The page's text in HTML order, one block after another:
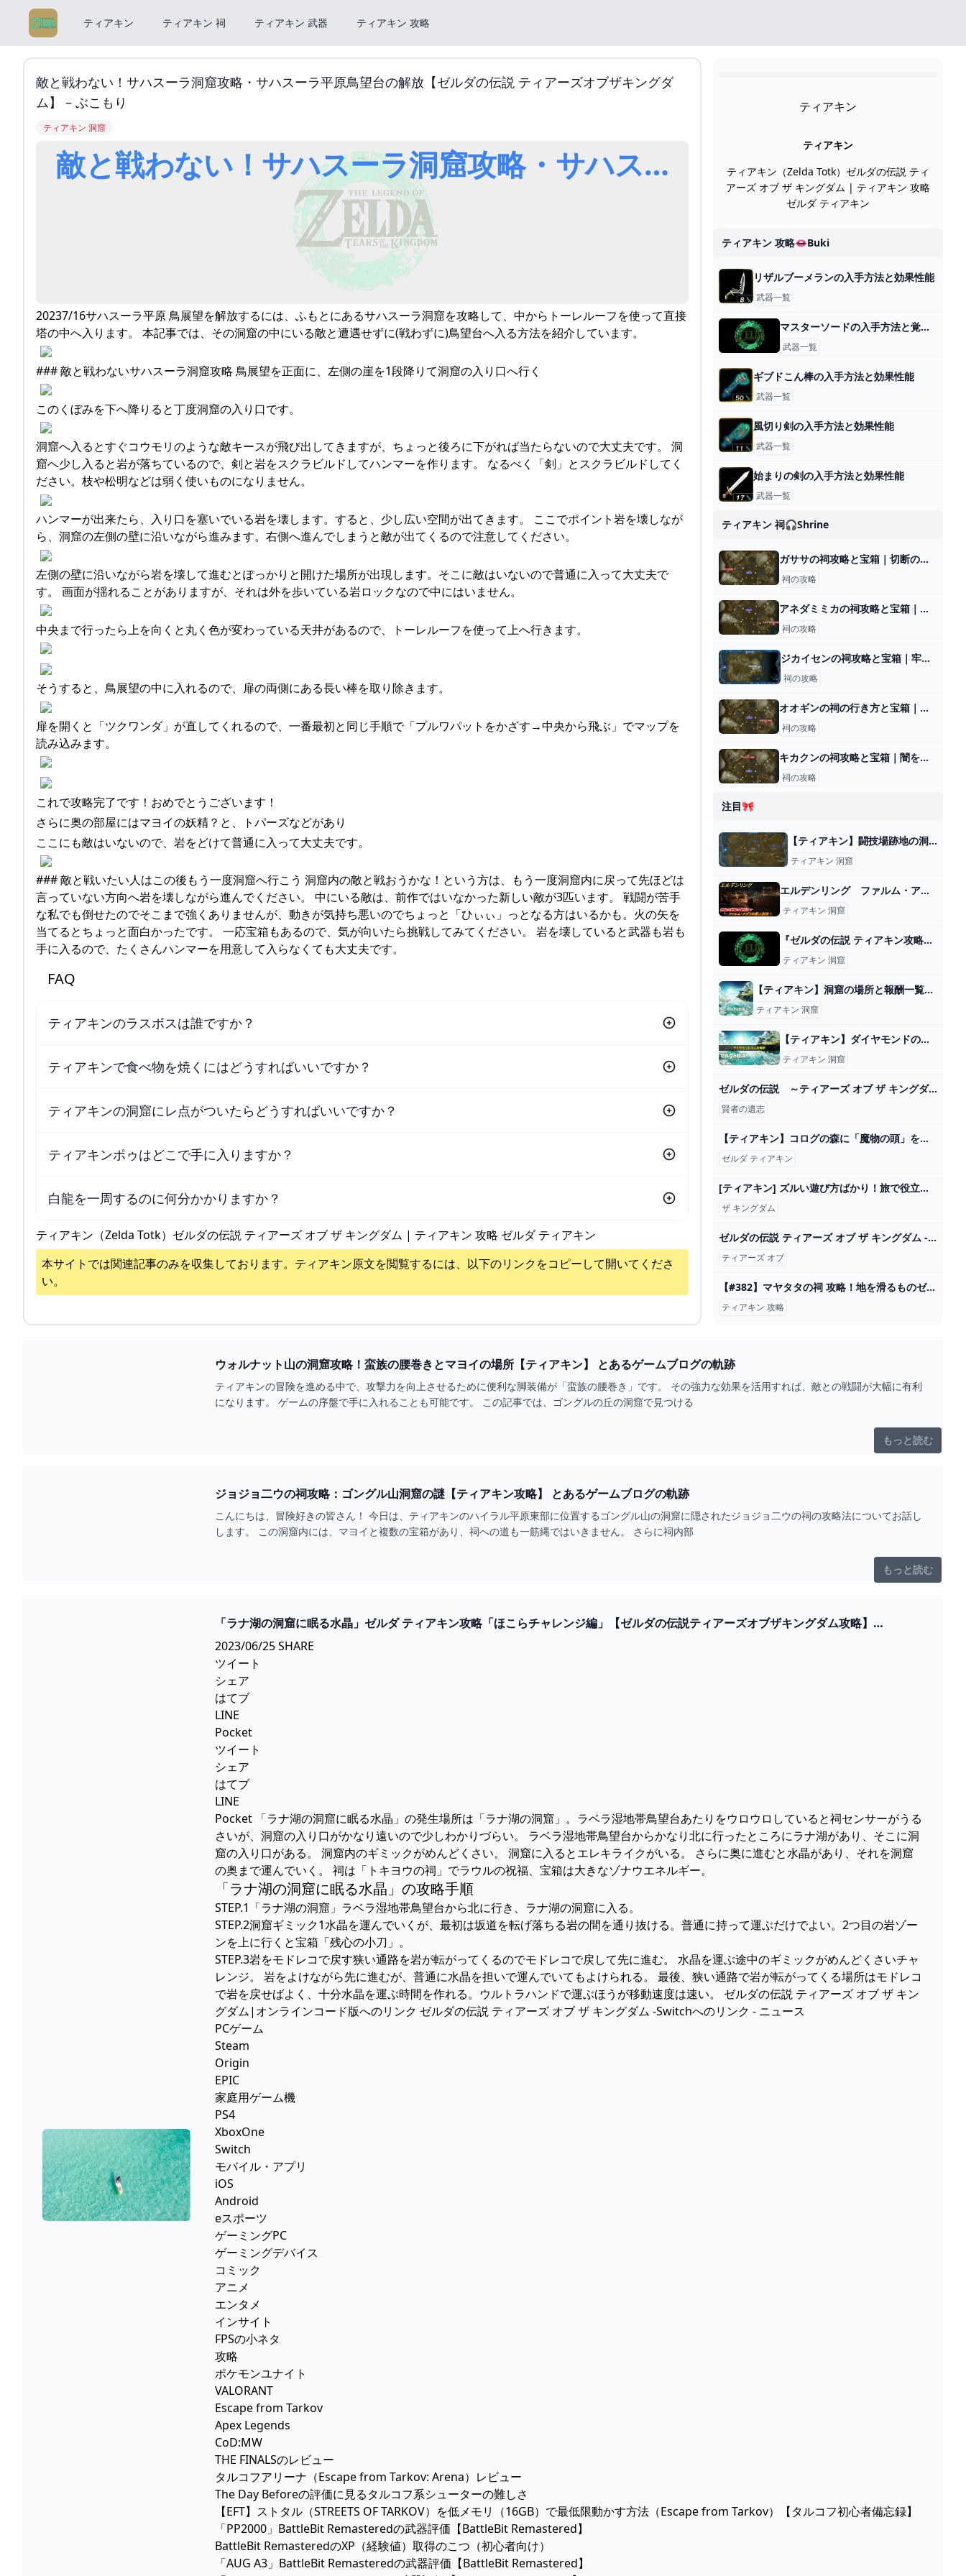
ティアキン ティアキン 祠 ティアキン 武器 ティアキン 攻略
敵と戦わない！サハスーラ洞窟攻略・サハスーラ平原鳥望台の解放【ゼルダの伝説 ティアーズオブザキングダ
ム】 – ぶこもり
ティアキン 洞窟
敵と戦わない！サハスーラ洞窟攻略・サハスーラ平原鳥望台の解放
20237/16サハスーラ平原 鳥展望を解放するには、ふもとにあるサハスーラ洞窟を攻略して、中からトーレルーフを使って直接
塔の中へ入ります。 本記事では、その洞窟の中にいる敵と遭遇せずに(戦わずに)鳥望台へ入る方法を紹介しています。
### 敵と戦わないサハスーラ洞窟攻略 鳥展望を正面に、左側の崖を1段降りて洞窟の入り口へ行く
このくぼみを下へ降りると丁度洞窟の入り口です。
洞窟へ入るとすぐコウモリのような敵キースが飛び出してきますが、ちょっと後ろに下がれば当たらないので大丈夫です。 洞
窟へ少し入ると岩が落ちているので、剣と岩をスクラビルドしてハンマーを作ります。 なるべく「剣」とスクラビルドしてく
ださい。枝や松明などは弱く使いものになりません。
ハンマーが出来たら、入り口を塞いでいる岩を壊します。すると、少し広い空間が出てきます。 ここでポイント岩を壊しなが
ら、洞窟の左側の壁に沿いながら進みます。右側へ進んでしまうと敵が出てくるので注意してください。
左側の壁に沿いながら岩を壊して進むとぽっかりと開けた場所が出現します。そこに敵はいないので普通に入って大丈夫で
す。 画面が揺れることがありますが、それは外を歩いている岩ロックなので中にはいません。
中央まで行ったら上を向くと丸く色が変わっている天井があるので、トーレルーフを使って上へ行きます。
そうすると、鳥展望の中に入れるので、扉の両側にある長い棒を取り除きます。
扉を開くと「ツクワンダ」が直してくれるので、一番最初と同じ手順で「プルワパットをかざす→中央から飛ぶ」でマップを
読み込みます。
これで攻略完了です！おめでとうございます！
さらに奥の部屋にはマヨイの妖精？と、トパーズなどがあり
ここにも敵はいないので、岩をどけて普通に入って大丈夫です。
### 敵と戦いたい人はこの後もう一度洞窟へ行こう 洞窟内の敵と戦おうかな！という方は、もう一度洞窟内に戻って先ほどは
言っていない方向へ岩を壊しながら進んでください。 中にいる敵は、前作ではいなかった新しい敵が3匹います。 戦闘が苦手
な私でも倒せたのでそこまで強くありませんが、動きが気持ち悪いのでちょっと「ひぃぃ」っとなる方はいるかも。火の矢を
当てるとちょっと面白かったです。 一応宝箱もあるので、気が向いたら挑戦してみてください。 岩を壊していると武器も岩も
手に入るので、たくさんハンマーを用意して入らなくても大丈夫です。
FAQ
ティアキンのラスボスは誰ですか？
ティアキンで食べ物を焼くにはどうすればいいですか？
ティアキンの洞窟にレ点がついたらどうすればいいですか？
ティアキンポゥはどこで手に入りますか？
白龍を一周するのに何分かかりますか？
ティアキン（Zelda Totk）ゼルダの伝説 ティアーズ オブ ザ キングダム | ティアキン 攻略 ゼルダ ティアキン
本サイトでは関連記事のみを収集しております。 ティアキン原文を閲覧するには、以下のリンクをコピーして開いてくださ
い。
ティアキン
ティアキン
ティアキン（Zelda Totk）ゼルダの伝説 ティ
アーズ オブ ザ キングダム | ティアキン 攻略
ゼルダ ティアキン
ティアキン 攻略👄buki
リザルブーメランの入手方法と効果性能
武器一覧
マスターソードの入手方法と覚醒のやり方
武器一覧
ギブドこん棒の入手方法と効果性能
武器一覧
風切り剣の入手方法と効果性能
武器一覧
始まりの剣の入手方法と効果性能
武器一覧
ティアキン 祠🎧shrine
ガササの祠攻略と宝箱｜切断のタイミング
祠の攻略
アネダミミカの祠攻略と宝箱｜往復運動
祠の攻略
ジカイセンの祠攻略と宝箱｜牢獄の抜け道
祠の攻略
オオギンの祠の行き方と宝箱｜ラウルの祝福
祠の攻略
キカクンの祠攻略と宝箱｜闇を照らすもの
祠の攻略
注目🎀
【ティアキン】闘技場跡地の洞窟の場所と入手アイテム【ゼルダの伝説ティアーズオブザキングダム】 - 神ゲー攻略
ティアキン 洞窟
エルデンリング ファルム・アズラの獣人討伐！ 林脇の洞窟の場所は？ 【ELDEN RING】 - ニコニコ動画
ティアキン 洞窟
『ゼルダの伝説 ティアキン攻略』祠全コンプリートは桜巡りで洞窟回っていればついでに終わるな。 ゲーム特化速報！
ティアキン 洞窟
【ティアキン】洞窟の場所と報酬一覧【ティアーズオブザキングダム】 - ティアキン攻略Wiki Gamerch
ティアキン 洞窟
【ティアキン】ダイヤモンドの入手場所と売値｜おすすめ周回場所 ワイトのゲーム案内所
ティアキン 洞窟
ゼルダの伝説 ～ティアーズ オブ ザ キングダム～ ＃232 賢者の遺志を探して空島探索！ - YouTube
賢者の遺志
【ティアキン】コログの森に「魔物の頭」を持ちこんでしまうと…大惨事に…！？ゲームに隠れた細かすぎる小ネタ集【ゼルダの伝説 ティアーズ オブ ザ キングダム】@レウンGameTV - YouTube
ゼルダ ティアキン
[ティアキン] ズルい遊び方ばかり！旅で役立つ変な技９選 [ゼルダの伝説 ティアーズ オブ ザ キングダム] - YouTube
ザ キングダム
ゼルダの伝説 ティアーズ オブ ザ キングダム - 2024/5/31(金) 6:59開始 - ニコニコ生放送
ティアーズ オブ
【#382】マヤタタの祠 攻略！地を滑るものゼルダの伝説 ティアーズ オブ ザ キングダム - YouTube
ティアキン 攻略
ウォルナット山の洞窟攻略！蛮族の腰巻きとマヨイの場所【ティアキン】 とあるゲームブログの軌跡
ティアキンの冒険を進める中で、攻撃力を向上させるために便利な脚装備が「蛮族の腰巻き」です。 その強力な効果を活用すれば、敵との戦闘が大幅に有利
になります。 ゲームの序盤で手に入れることも可能です。 この記事では、ゴングルの丘の洞窟で見つける
もっと読む
ジョジョ二ウの祠攻略：ゴングル山洞窟の謎【ティアキン攻略】 とあるゲームブログの軌跡
こんにちは、冒険好きの皆さん！ 今日は、ティアキンのハイラル平原東部に位置するゴングル山の洞窟に隠されたジョジョ二ウの祠の攻略法についてお話し
します。 この洞窟内には、マヨイと複数の宝箱があり、祠への道も一筋縄ではいきません。 さらに祠内部
もっと読む
「ラナ湖の洞窟に眠る水晶」ゼルダ ティアキン攻略「ほこらチャレンジ編」【ゼルダの伝説ティアーズオブザキングダム攻略】
GAMEGAMINGGAMES
2023/06/25 SHARE
ツイート
シェア
はてブ
LINE
Pocket
ツイート
シェア
はてブ
LINE
Pocket 「ラナ湖の洞窟に眠る水晶」の発生場所は「ラナ湖の洞窟」。ラベラ湿地帯鳥望台あたりをウロウロしていると祠センサーがうる
さいが、洞窟の入り口がかなり遠いので少しわかりづらい。 ラベラ湿地帯鳥望台からかなり北に行ったところにラナ湖があり、そこに洞
窟の入り口がある。 洞窟内のギミックがめんどくさい。 洞窟に入るとエレキライクがいる。 さらに奥に進むと水晶があり、それを洞窟
の奥まで運んでいく。 祠は「トキヨウの祠」でラウルの祝福、宝箱は大きなゾナウエネルギー。
「ラナ湖の洞窟に眠る水晶」の攻略手順
STEP.1「ラナ湖の洞窟」ラベラ湿地帯鳥望台から北に行き、ラナ湖の洞窟に入る。
STEP.2洞窟ギミック1水晶を運んでいくが、最初は坂道を転げ落ちる岩の間を通り抜ける。普通に持って運ぶだけでよい。2つ目の岩ゾー
ンを上に行くと宝箱「残心の小刀」。
STEP.3岩をモドレコで戻す狭い通路を岩が転がってくるのでモドレコで戻して先に進む。 水晶を運ぶ途中のギミックがめんどくさいチャ
レンジ。 岩をよけながら先に進むが、普通に水晶を担いで運んでいてもよけられる。 最後、狭い通路で岩が転がってくる場所はモドレコ
で岩を戻せばよく、十分水晶を運ぶ時間を作れる。ウルトラハンドで運ぶほうが移動速度は速い。 ゼルダの伝説 ティアーズ オブ ザ キン
グダム|オンラインコード版へのリンク ゼルダの伝説 ティアーズ オブ ザ キングダム -Switchへのリンク - ニュース
PCゲーム
Steam
Origin
EPIC
家庭用ゲーム機
PS4
XboxOne
Switch
モバイル・アプリ
iOS
Android
eスポーツ
ゲーミングPC
ゲーミングデバイス
コミック
アニメ
エンタメ
インサイト
FPSの小ネタ
攻略
ポケモンユナイト
VALORANT
Escape from Tarkov
Apex Legends
CoD:MW
THE FINALSのレビュー
タルコフアリーナ（Escape from Tarkov: Arena）レビュー
The Day Beforeの評価に見るタルコフ系シューターの難しさ
【EFT】ストタル（STREETS OF TARKOV）を低メモリ（16GB）で最低限動かす方法（Escape from Tarkov）【タルコフ初心者備忘録】
「PP2000」BattleBit Remasteredの武器評価【BattleBit Remastered】
BattleBit RemasteredのXP（経験値）取得のこつ（初心者向け）
「AUG A3」BattleBit Remasteredの武器評価【BattleBit Remastered】